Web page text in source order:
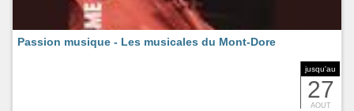
jusqu'au
27
AOUT
Passion musique - Les musicales du Mont-Dore